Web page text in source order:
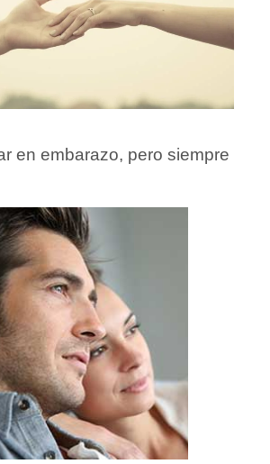
en embarazo, pero siempre